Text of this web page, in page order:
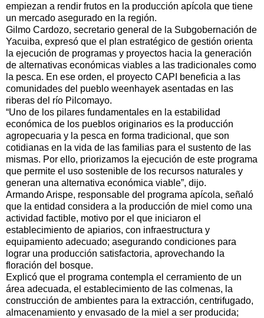
empiezan a rendir frutos en la producción apícola que tiene
un mercado asegurado en la región.
Gilmo Cardozo, secretario general de la Subgobernación de
Yacuiba, expresó que el plan estratégico de gestión orienta
la ejecución de programas y proyectos hacia la generación
de alternativas económicas viables a las tradicionales como
la pesca. En ese orden, el proyecto CAPI beneficia a las
comunidades del pueblo weenhayek asentadas en las
riberas del río Pilcomayo.
“Uno de los pilares fundamentales en la estabilidad
económica de los pueblos originarios es la producción
agropecuaria y la pesca en forma tradicional, que son
cotidianas en la vida de las familias para el sustento de las
mismas. Por ello, priorizamos la ejecución de este programa
que permite el uso sostenible de los recursos naturales y
generan una alternativa económica viable”, dijo.
Armando Arispe, responsable del programa apícola, señaló
que la entidad considera a la producción de miel como una
actividad factible, motivo por el que iniciaron el
establecimiento de apiarios, con infraestructura y
equipamiento adecuado; asegurando condiciones para
lograr una producción satisfactoria, aprovechando la
floración del bosque.
Explicó que el programa contempla el cerramiento de un
área adecuada, el establecimiento de las colmenas, la
construcción de ambientes para la extracción, centrifugado,
almacenamiento y envasado de la miel a ser producida;